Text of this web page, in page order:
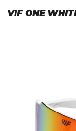
VIF ONE